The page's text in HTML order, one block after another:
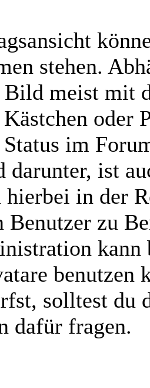
stehen.
Bild meist mit
oder
im
darunter, ist
hierbei in der
Benutzer zu
kann
benutzen
solltest
dafür fragen.